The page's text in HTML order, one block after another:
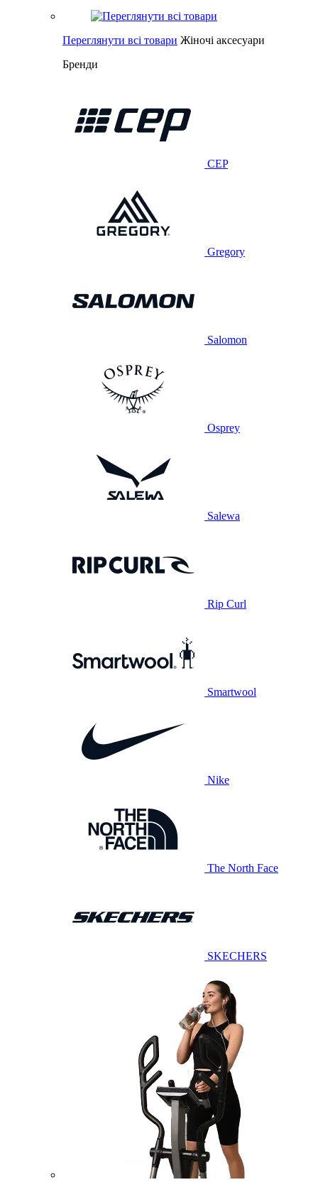
Переглянути всі товари Жіночі аксесуари
Бренди
CEP
Gregory
Salomon
Osprey
Salewa
Rip Curl
Smartwool
Nike
The North Face
SKECHERS